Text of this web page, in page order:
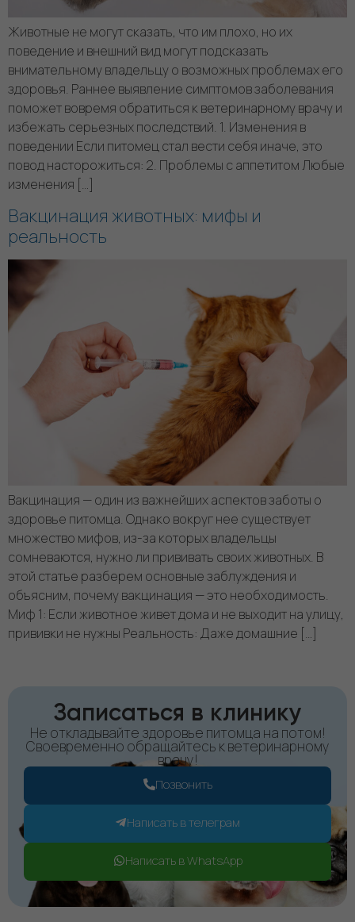
Животные не могут сказать, что им плохо, но их
поведение и внешний вид могут подсказать
внимательному владельцу о возможных проблемах его
здоровья. Раннее выявление симптомов заболевания
поможет вовремя обратиться к ветеринарному врачу и
избежать серьезных последствий. 1. Изменения в
поведении Если питомец стал вести себя иначе, это
повод насторожиться: 2. Проблемы с аппетитом Любые
изменения […]
Вакцинация животных: мифы и
реальность
Вакцинация — один из важнейших аспектов заботы о
здоровье питомца. Однако вокруг нее существует
множество мифов, из-за которых владельцы
сомневаются, нужно ли прививать своих животных. В
этой статье разберем основные заблуждения и
объясним, почему вакцинация — это необходимость.
Миф 1: Если животное живет дома и не выходит на улицу,
прививки не нужны Реальность: Даже домашние […]
Записаться в клинику
Не откладывайте здоровье питомца на потом!
Своевременно обращайтесь к ветеринарному
врачу!
Позвонить
Написать в телеграм
Написать в WhatsApp